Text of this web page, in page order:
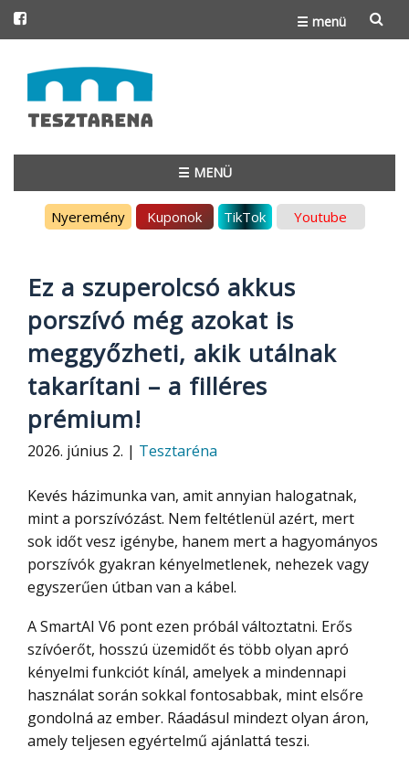
☰ menü
to
content
☰ MENÜ
Nyeremény Kuponok TikTok Youtube
Ez a szuperolcsó akkus
porszívó még azokat is
meggyőzheti, akik utálnak
takarítani – a filléres
prémium!
2026. június 2. | Tesztaréna
Kevés házimunka van, amit annyian halogatnak,
mint a porszívózást. Nem feltétlenül azért, mert
sok időt vesz igénybe, hanem mert a hagyományos
porszívók gyakran kényelmetlenek, nehezek vagy
egyszerűen útban van a kábel.
A SmartAI V6 pont ezen próbál változtatni. Erős
szívóerőt, hosszú üzemidőt és több olyan apró
kényelmi funkciót kínál, amelyek a mindennapi
használat során sokkal fontosabbak, mint elsőre
gondolná az ember. Ráadásul mindezt olyan áron,
amely teljesen egyértelmű ajánlattá teszi.